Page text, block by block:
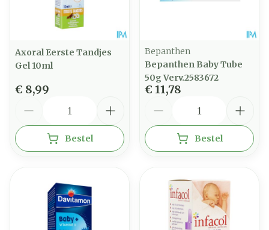
Axoral Eerste Tandjes
Gel 10ml
€ 8,99
Bestel
Bepanthen
Bepanthen Baby Tube
50g Verv.2583672
€ 11,78
Bestel